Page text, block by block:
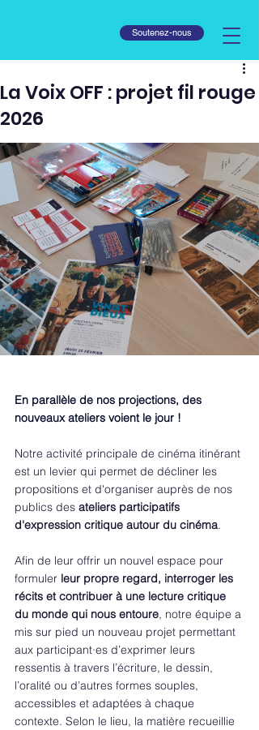
Soutenez-nous
La Voix OFF : projet fil rouge
2026
En parallèle de nos projections, des
nouveaux ateliers voient le jour !
Notre activité principale de cinéma itinérant
est un levier qui permet de décliner les
propositions et d'organiser auprès de nos
publics des ateliers participatifs
d'expression critique autour du cinéma.
Afin de leur offrir un nouvel espace pour
formuler leur propre regard, interroger les
récits et contribuer à une lecture critique
du monde qui nous entoure, notre équipe a
mis sur pied un nouveau projet permettant
aux participant·es d’exprimer leurs
ressentis à travers l’écriture, le dessin,
l’oralité ou d’autres formes souples,
accessibles et adaptées à chaque
contexte. Selon le lieu, la matière recueillie